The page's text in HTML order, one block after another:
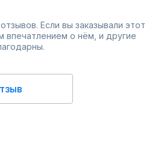
Если вы заказывали этот
впечатлением о нём, и другие